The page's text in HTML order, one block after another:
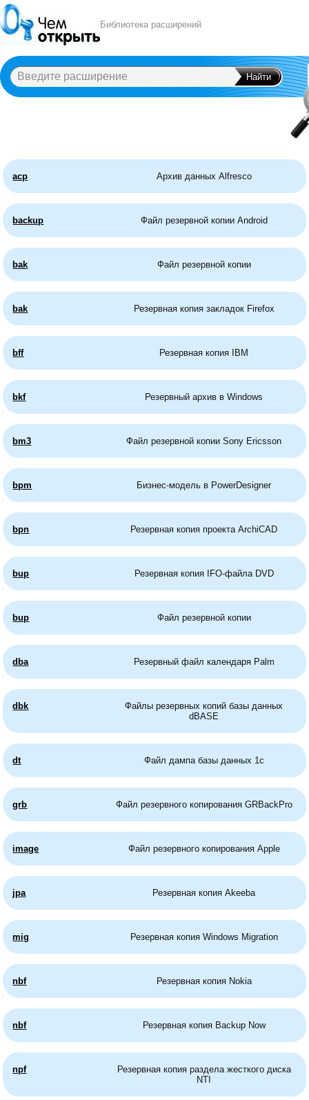
Библиотека расширений
X
acp Архив данных Alfresco
backup Файл резервной копии Android
bak Файл резервной копии
bak Резервная копия закладок Firefox
bff Резервная копия IBM
bkf Резервный архив в Windows
bm3 Файл резервной копии Sony Ericsson
bpm Бизнес-модель в PowerDesigner
bpn Резервная копия проекта ArchiCAD
bup Резервная копия IFO-файла DVD
bup Файл резервной копии
dba Резервный файл календаря Palm
dbk
Файлы резервных копий базы данных
dBASE
dt Файл дампа базы данных 1с
grb Файл резервного копирования GRBackPro
image Файл резервного копирования Apple
jpa Резервная копия Akeeba
mig Резервная копия Windows Migration
nbf Резервная копия Nokia
nbf Резервная копия Backup Now
npf
Резервная копия раздела жесткого диска
NTI